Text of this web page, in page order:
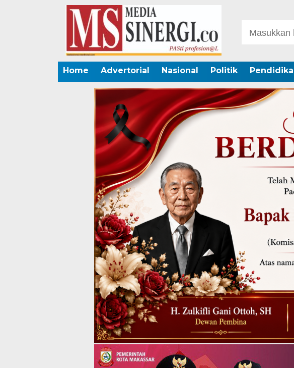
Home Advertorial Nasional Politik